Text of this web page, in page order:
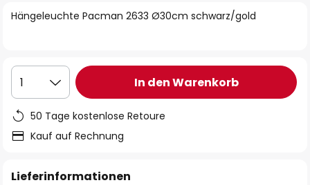
Hängeleuchte Pacman 2633 Ø30cm schwarz/gold
1 In den Warenkorb
50 Tage kostenlose Retoure
Kauf auf Rechnung
Lieferinformationen